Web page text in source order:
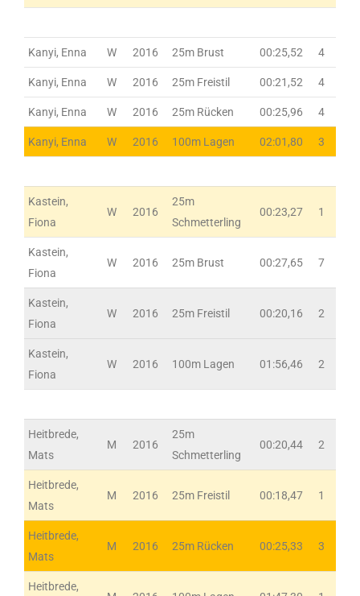
Kanyi, Enna W 2016 25m Brust 00:25,52 4
Kanyi, Enna W 2016 25m Freistil 00:21,52 4
Kanyi, Enna W 2016 25m Rücken 00:25,96 4
Kanyi, Enna W 2016 100m Lagen 02:01,80 3
Kastein,
Fiona
W 2016
25m
Schmetterling
00:23,27 1
Kastein,
Fiona
W 2016 25m Brust 00:27,65 7
Kastein,
Fiona
W 2016 25m Freistil 00:20,16 2
Kastein,
Fiona
W 2016 100m Lagen 01:56,46 2
Heitbrede,
Mats
M 2016
25m
Schmetterling
00:20,44 2
Heitbrede,
Mats
M 2016 25m Freistil 00:18,47 1
Heitbrede,
Mats
M 2016 25m Rücken 00:25,33 3
Heitbrede,